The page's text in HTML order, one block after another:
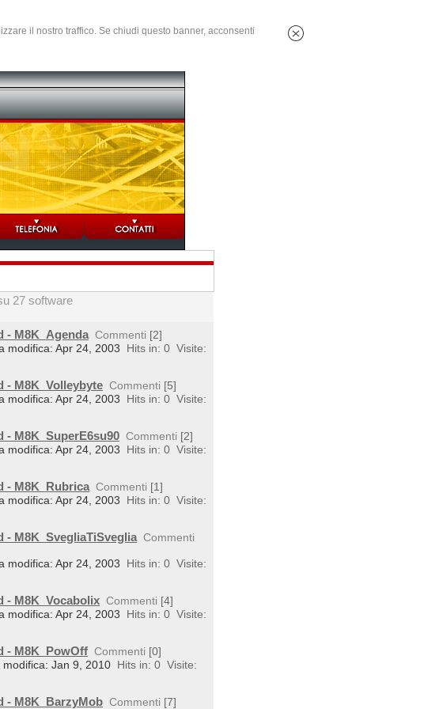
il nostro traffico. Se chiudi questo banner, acconsenti
27 software
- M8K_Agenda Commenti [2]
modifica: Apr 24, 2003 Hits in: 0 Visite:
- M8K_Volleybyte Commenti [5]
modifica: Apr 24, 2003 Hits in: 0 Visite:
- M8K_SuperE6su90 Commenti [2]
modifica: Apr 24, 2003 Hits in: 0 Visite:
- M8K_Rubrica Commenti [1]
modifica: Apr 24, 2003 Hits in: 0 Visite:
- M8K_SvegliaTiSveglia Commenti
modifica: Apr 24, 2003 Hits in: 0 Visite:
- M8K_Vocabolix Commenti [4]
modifica: Apr 24, 2003 Hits in: 0 Visite:
- M8K_PowOff Commenti [0]
modifica: Jan 9, 2010 Hits in: 0 Visite:
- M8K_BarzyMob Commenti [7]